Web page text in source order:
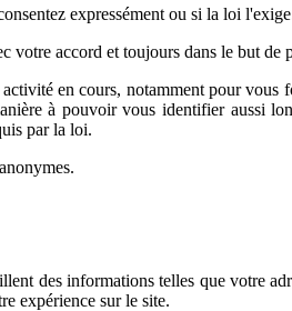
expressément ou si la loi
votre accord et toujours dans le but de
en cours, notamment pour
à pouvoir vous identifier aussi
par la loi.
des informations telles que votre
expérience sur le site.